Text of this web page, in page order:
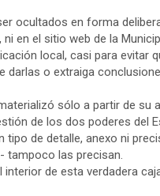
ocultados en forma
en el sitio web de la
local, casi para evitar
darlas o extraiga
sólo a partir de su
de los dos poderes del
tipo de detalle, anexo ni
tampoco las precisan.
de esta verdadera